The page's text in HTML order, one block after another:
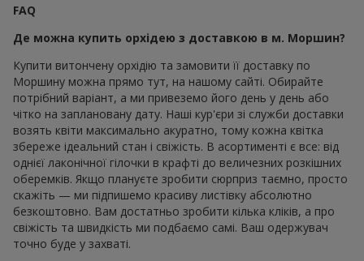
FAQ
Де можна купить орхідею з доставкою в м. Моршин?
Купити витончену орхідію та замовити її доставку по
Моршину можна прямо тут, на нашому сайті. Обирайте
потрібний варіант, а ми привеземо його день у день або
чітко на заплановану дату. Наші кур'єри зі служби доставки
возять квіти максимально акуратно, тому кожна квітка
збереже ідеальний стан і свіжість. В асортименті є все: від
однієї лаконічної гілочки в крафті до величезних розкішних
оберемків. Якщо плануєте зробити сюрприз таємно, просто
скажіть — ми підпишемо красиву листівку абсолютно
безкоштовно. Вам достатньо зробити кілька кліків, а про
свіжість та швидкість ми подбаємо самі. Ваш одержувач
точно буде у захваті.